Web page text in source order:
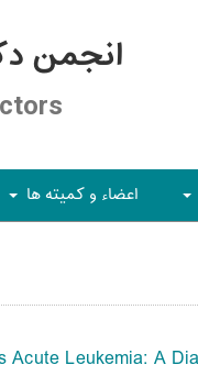
انجمن
اعضاء و کمیته ها
Leukemia: A